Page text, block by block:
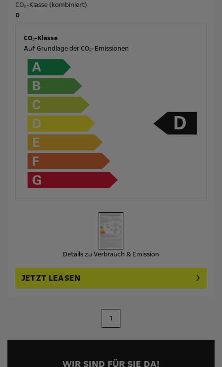
CO₂-Klasse (kombiniert)
D
CO₂-Klasse
Auf Grundlage der CO₂-Emissionen
Details zu Verbrauch & Emission
JETZT LEASEN
1
WIR SIND FÜR SIE DA!